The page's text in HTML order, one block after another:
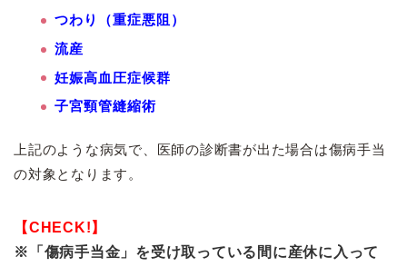
つわり（重症悪阻）
流産
妊娠高血圧症候群
子宮頸管縫縮術
上記のような病気で、医師の診断書が出た場合は傷病手当
の対象となります。
【CHECK!】
※「傷病手当金」を受け取っている間に産休に入って